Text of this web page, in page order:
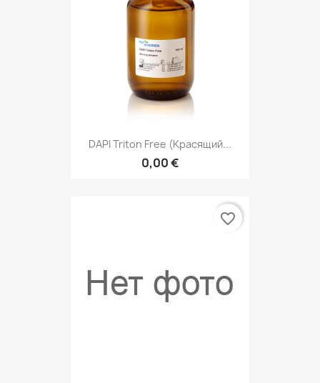
DAPI Triton Free (Красящий...
0,00 €
favorite_border